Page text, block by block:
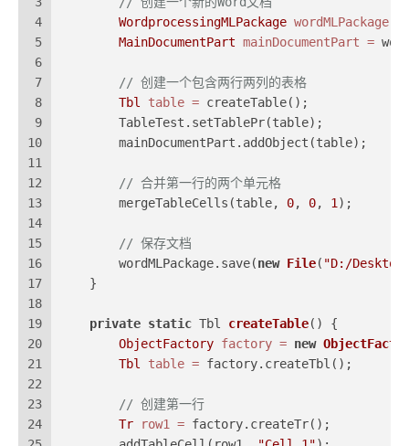
4
5
6
7
8
9
10
11
12
13
14
15
16
17
18
19
20
21
22
23
24
WordprocessingMLPackage wordMLPackage
MainDocumentPart mainDocumentPart =
// 创建一个包含两行两列的表格
Tbl
table = createTable();
        TableTest.setTablePr(table);
        mainDocumentPart.addObject(table);
// 合并第一行的两个单元格
        mergeTableCells(table,
0, 0, 1 );
// 保存文档
        wordMLPackage.save(
new File( "D:/
    }
private static Tbl createTable()
{
ObjectFactory factory = new
Tbl
table = factory.createTbl();
// 创建第一行
Tr
row1 = factory.createTr();